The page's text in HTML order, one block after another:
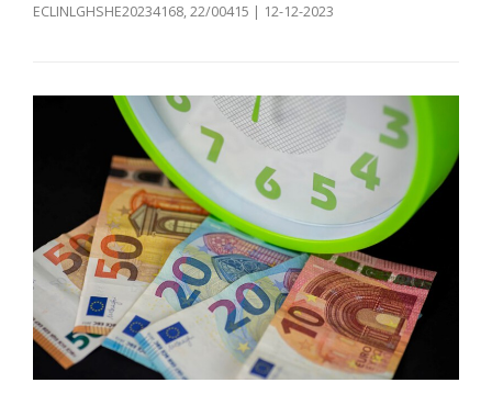
ECLINLGHSHE20234168, 22/00415 | 12-12-2023